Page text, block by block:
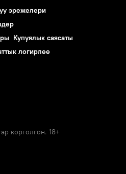
эрежелери
Купуялык саясаты
логирлөө
корголгон. 18+